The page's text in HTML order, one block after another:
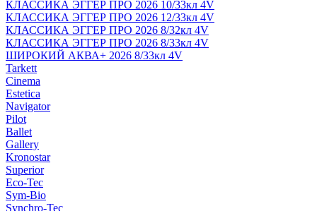
КЛАССИКА ЭГГЕР ПРО 2026 10/33кл 4V
КЛАССИКА ЭГГЕР ПРО 2026 12/33кл 4V
КЛАССИКА ЭГГЕР ПРО 2026 8/32кл 4V
КЛАССИКА ЭГГЕР ПРО 2026 8/33кл 4V
ШИРОКИЙ АКВА+ 2026 8/33кл 4V
Tarkett
Cinema
Estetica
Navigator
Pilot
Ballet
Gallery
Kronostar
Superior
Eco-Tec
Sym-Bio
Synchro-Tec